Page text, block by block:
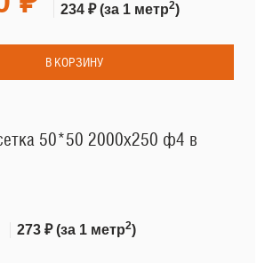
234 ₽(за 1 метр2)
В КОРЗИНУ
50*50 2000х250 ф4 в
273 ₽(за 1 метр2)